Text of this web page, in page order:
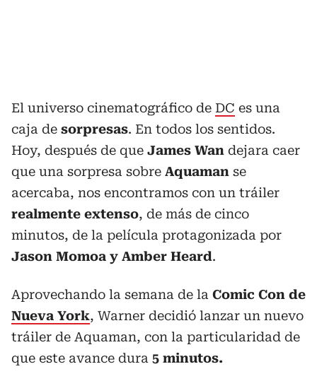
El universo cinematográfico de DC es una
caja de sorpresas. En todos los sentidos.
Hoy, después de que James Wan dejara caer
que una sorpresa sobre Aquaman se
acercaba, nos encontramos con un tráiler
realmente extenso, de más de cinco
minutos, de la película protagonizada por
Jason Momoa y Amber Heard.
Aprovechando la semana de la Comic Con de
Nueva York, Warner decidió lanzar un nuevo
tráiler de Aquaman, con la particularidad de
que este avance dura 5 minutos.